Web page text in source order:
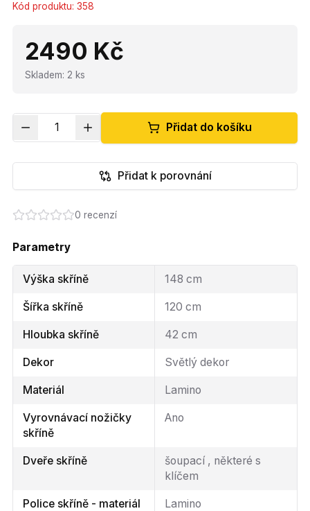
Kód produktu: 358
2490 Kč
Skladem: 2 ks
1 Přidat do košíku
Přidat k porovnání
0 recenzí
Parametry
Výška skříně 148 cm
Šířka skříně 120 cm
Hloubka skříně 42 cm
Dekor Světlý dekor
Materiál Lamino
Vyrovnávací nožičky
skříně
Ano
Dveře skříně
šoupací , některé s
klíčem
Police skříně - materiál Lamino